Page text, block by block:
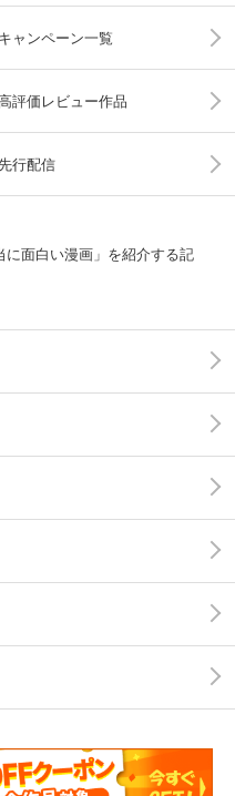
キャンペーン一覧
評価レビュー作品
行配信
面白い漫画」を紹介する記